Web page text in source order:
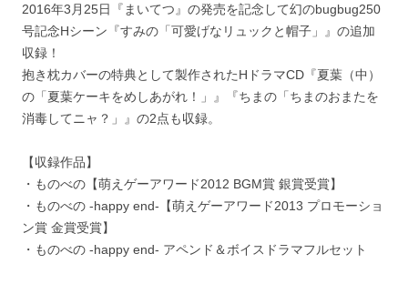
2016年3月25日『まいてつ』の発売を記念して幻のbugbug250
号記念Hシーン『すみの「可愛げなリュックと帽子」』の追加
収録！
抱き枕カバーの特典として製作されたHドラマCD『夏葉（中）
の「夏葉ケーキをめしあがれ！」』『ちまの「ちまのおまたを
消毒してニャ？」』の2点も収録。
【収録作品】
・ものべの【萌えゲーアワード2012 BGM賞 銀賞受賞】
・ものべの -happy end-【萌えゲーアワード2013 プロモーショ
ン賞 金賞受賞】
・ものべの -happy end- アペンド＆ボイスドラマフルセット